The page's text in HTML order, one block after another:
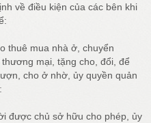
về điều kiện của các bên khi
thuê mua nhà ở, chuyển
mại, tặng cho, đổi, để
cho ở nhờ, ủy quyền quản
được chủ sở hữu cho phép, ủy